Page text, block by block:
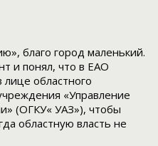
благо город маленький.
и понял, что в ЕАО
лице областного
«Управление
(ОГКУ« УАЗ»), чтобы
областную власть не